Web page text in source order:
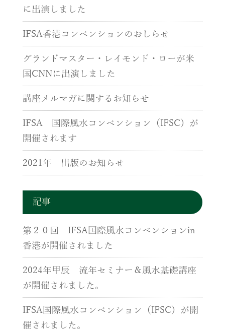
に出演しました
IFSA香港コンベンションのおしらせ
グランドマスター・レイモンド・ローが米
国CNNに出演しました
講座メルマガに関するお知らせ
IFSA 国際風水コンベンション（IFSC）が
開催されます
2021年 出版のお知らせ
記事
第２０回 IFSA国際風水コンベンションin
香港が開催されました
2024年甲辰 流年セミナー＆風水基礎講座
が開催されました。
IFSA国際風水コンベンション（IFSC）が開
催されました。